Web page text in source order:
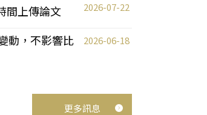
間上傳論文 2026-07-22
動，不影響比
2026-06-18
更多訊息